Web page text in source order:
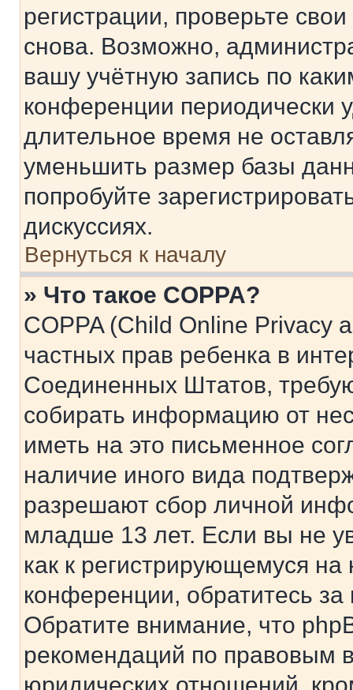
регистрации, проверьте
снова. Возможно,
вашу учётную запись по
конференции периодически
длительное время не
уменьшить размер базы
попробуйте
дискуссиях.
Вернуться к началу
» Что такое COPPA?
COPPA (Child Online Privacy
частных прав ребенка в
Соединенных Штатов,
собирать информацию от
иметь на это письменное
наличие иного вида
разрешают сбор личной
младше 13 лет. Если вы не
как к регистрирующемуся
конференции, обратитесь
Обратите внимание, что
рекомендаций по правовым